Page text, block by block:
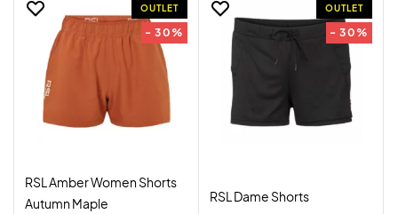
OUTLET
- 30%
RSL Amber Women Shorts
Autumn Maple
OUTLET
- 30%
RSL Dame Shorts